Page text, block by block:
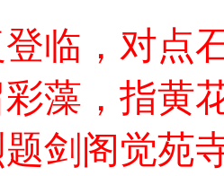
临，对点
藻，指黄
剑阁觉苑